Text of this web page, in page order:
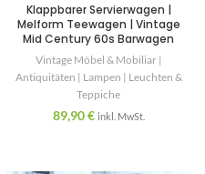
Klappbarer Servierwagen |
Melform Teewagen | Vintage
Mid Century 60s Barwagen
Vintage Möbel & Mobiliar |
Antiquitäten | Lampen | Leuchten &
Teppiche
89,90€ inkl. MwSt.